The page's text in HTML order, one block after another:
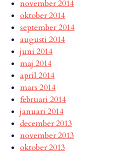
november 2014
oktober 2014
september 2014
augusti 2014
juni 2014
maj 2014
april 2014
mars 2014
februari 2014
januari 2014
december 2013
november 2013
oktober 2013